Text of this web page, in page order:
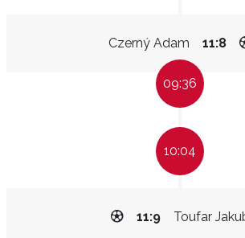
Czerný Adam 11:8
09:36
10:04
Toufar
11:9